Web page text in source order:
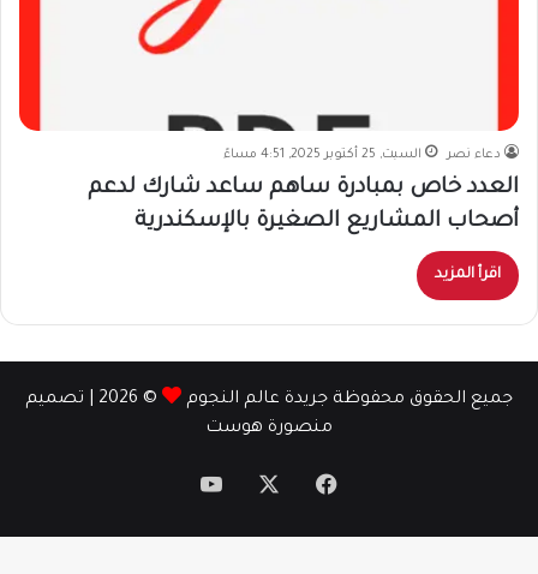
دعاء نصر السبت, 25 أكتوبر 2025, 4:51 مساءً
العدد خاص بمبادرة ساهم ساعد شارك لدعم
أصحاب المشاريع الصغيرة بالإسكندرية
اقرأ المزيد
جميع الحقوق محفوظة جريدة عالم النجوم
© 2026 | تصميم
منصورة هوست
فيسبوك ‫YouTube